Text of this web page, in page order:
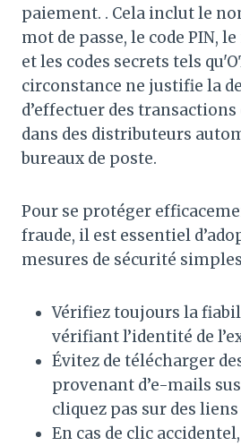
paiement. . Cela inclut le
mot de passe, le code PIN,
et les codes secrets tels
circonstance ne justifie la
d’effectuer des
dans des distributeurs
bureaux de poste.
Pour se protéger
fraude, il est essentiel
mesures de sécurité
Vérifiez toujours la
vérifiant l’identité de
Évitez de télécharger
provenant d’e-mails
cliquez pas sur des
En cas de clic